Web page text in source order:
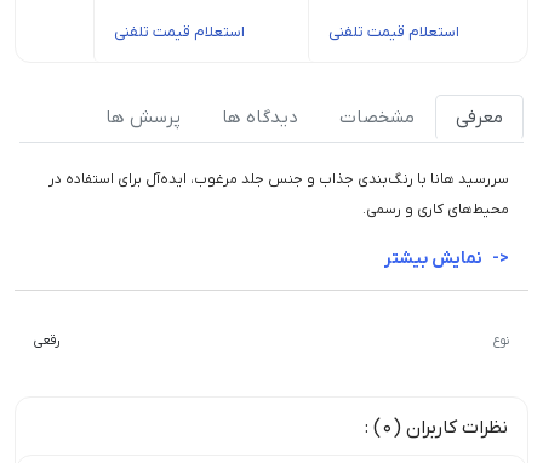
استعلام قیمت تلفنی استعلام قیمت تلفنی
معرفی مشخصات دیدگاه ها پرسش ها
سررسید هانا با رنگ‌بندی جذاب و جنس جلد مرغوب، ایده‌آل برای استفاده در
محیط‌های کاری و رسمی.
نوع رقعی
نظرات کاربران (0) :